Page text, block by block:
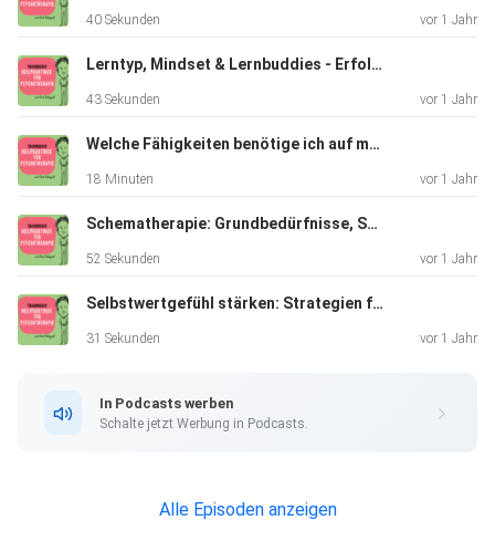
40 Sekunden vor 1 Jahr
Lerntyp, Mindset & Lernbuddies - Erfolgreich lernen
43 Sekunden vor 1 Jahr
Welche Fähigkeiten benötige ich auf meinem Weg als Heilpraktikerin für Psychotherapie?
18 Minuten vor 1 Jahr
Schematherapie: Grundbedürfnisse, Schemata & Bewältigungsmodi verstehen
52 Sekunden vor 1 Jahr
Selbstwertgefühl stärken: Strategien für mehr Freiheit im Leben
31 Sekunden vor 1 Jahr
In Podcasts werben
Schalte jetzt Werbung in Podcasts.
Alle Episoden anzeigen